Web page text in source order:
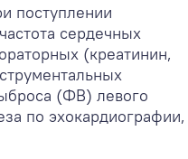
поступлении
сердечных
(креатинин,
(ФВ) левого
по эхокардиографии,